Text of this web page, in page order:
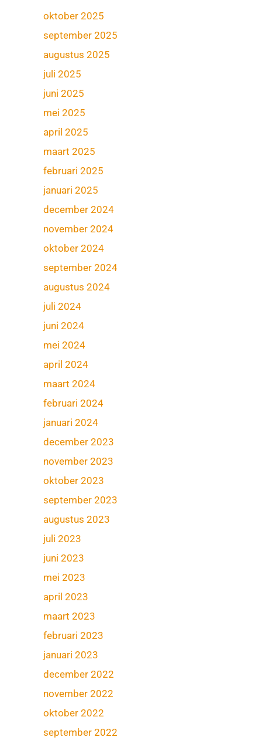
oktober 2025
september 2025
augustus 2025
juli 2025
juni 2025
mei 2025
april 2025
maart 2025
februari 2025
januari 2025
december 2024
november 2024
oktober 2024
september 2024
augustus 2024
juli 2024
juni 2024
mei 2024
april 2024
maart 2024
februari 2024
januari 2024
december 2023
november 2023
oktober 2023
september 2023
augustus 2023
juli 2023
juni 2023
mei 2023
april 2023
maart 2023
februari 2023
januari 2023
december 2022
november 2022
oktober 2022
september 2022